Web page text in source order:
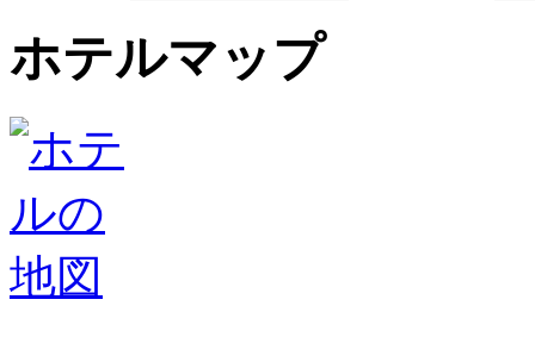
ホテルマップ